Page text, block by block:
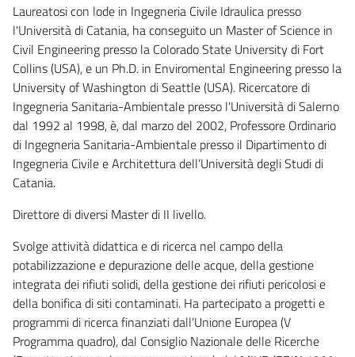
Laureatosi con lode in Ingegneria Civile Idraulica presso
l'Università di Catania, ha conseguito un Master of Science in
Civil Engineering presso la Colorado State University di Fort
Collins (USA), e un Ph.D. in Enviromental Engineering presso la
University of Washington di Seattle (USA). Ricercatore di
Ingegneria Sanitaria-Ambientale presso l'Università di Salerno
dal 1992 al 1998, è, dal marzo del 2002, Professore Ordinario
di Ingegneria Sanitaria-Ambientale presso il Dipartimento di
Ingegneria Civile e Architettura dell’Università degli Studi di
Catania.
Direttore di diversi Master di II livello.
Svolge attività didattica e di ricerca nel campo della
potabilizzazione e depurazione delle acque, della gestione
integrata dei rifiuti solidi, della gestione dei rifiuti pericolosi e
della bonifica di siti contaminati. Ha partecipato a progetti e
programmi di ricerca finanziati dall’Unione Europea (V
Programma quadro), dal Consiglio Nazionale delle Ricerche